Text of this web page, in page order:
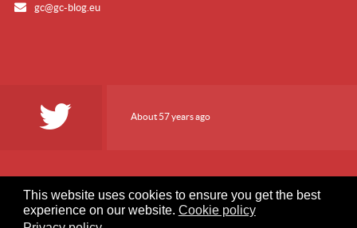
This website uses cookies to ensure you get the best
experience on our website. Cookie policy
gc@gc-blog.eu
About 57 years ago
User Artikel einreichen